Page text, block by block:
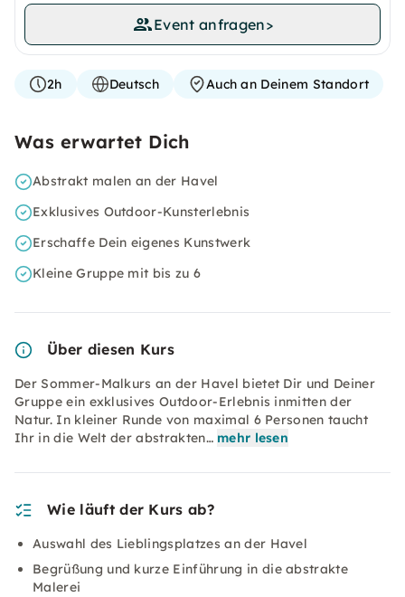
Event anfragen>
2h Deutsch Auch an Deinem Standort
Was erwartet Dich
Abstrakt malen an der Havel
Exklusives Outdoor-Kunsterlebnis
Erschaffe Dein eigenes Kunstwerk
Kleine Gruppe mit bis zu 6
Über diesen Kurs
Der Sommer-Malkurs an der Havel bietet Dir und Deiner
Gruppe ein exklusives Outdoor-Erlebnis inmitten der
Natur. In kleiner Runde von maximal 6 Personen taucht
Ihr in die Welt der abstrakten… mehr lesen
Wie läuft der Kurs ab?
Auswahl des Lieblingsplatzes an der Havel
Begrüßung und kurze Einführung in die abstrakte
Malerei